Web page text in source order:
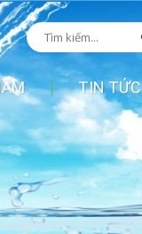
TIN TỨC